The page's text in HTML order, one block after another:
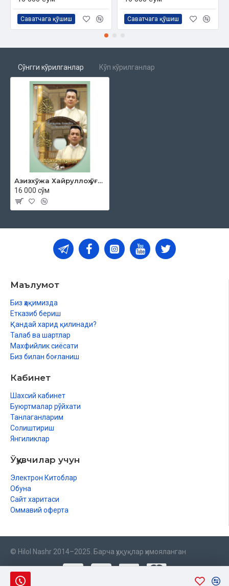
Саватчага қўшиш Саватчага қўшиш
Сўнгги кўрилганлар Кўп кўрилганлар
Азизхўжа Хайруллоҳ ўғли - «Жумъа мавъизалари» 13-диск (МР3)
16 000 сўм
Маълумот
Биз ҳақимизда
Етказиб бериш
Қандай харид қилинади?
Талаб ва шартлар
Махфийлик сиёсати
Биз билан боғланиш
Кабинет
Шахсий кабинет
Буюртмалар рўйхати
Танлаганларим
Солиштириш
Янгиликлар
Ўқувчилар учун
Электрон Китоблар
Обуна
Сайт харитаси
Оммавий оферта
© Hilol Nashr 2014–2025. Барча ҳуқуқлар ҳимояланган